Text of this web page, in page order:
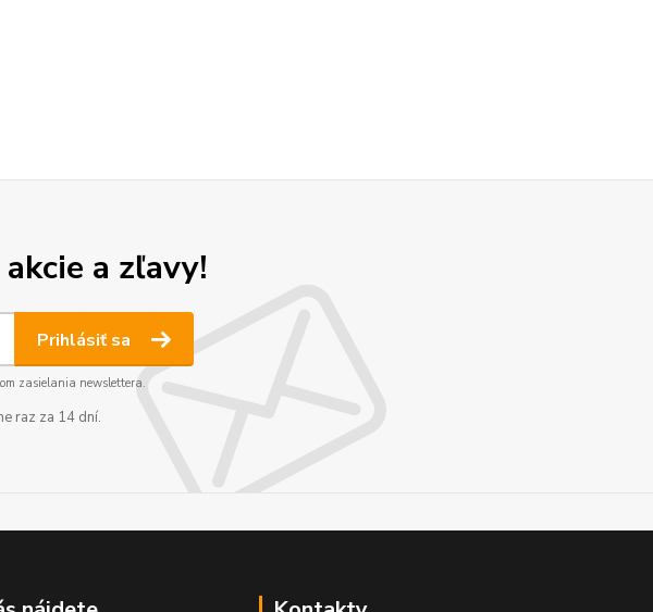
a zľavy!
Prihlásiť sa
zasielania newslettera.
raz za 14 dní.